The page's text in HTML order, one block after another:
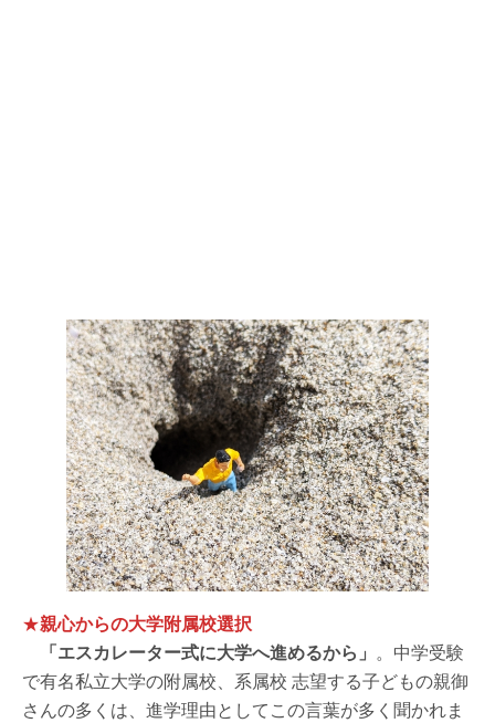
★親心からの大学附属校選択
「エスカレーター式に大学へ進めるから」 。中学受験
で有名私立大学の附属校、系属校 志望する子どもの親御
さんの多くは、進学理由としてこの言葉が多く聞かれま